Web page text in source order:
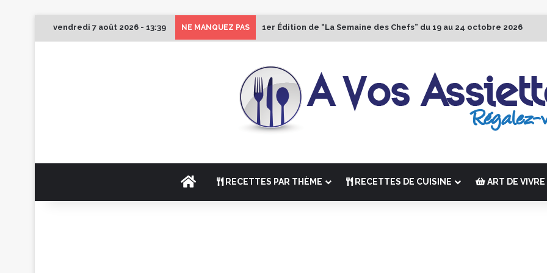
vendredi 7 août 2026 - 13:39 NE MANQUEZ PAS 1er Édition de “La Semaine des Chefs” du 19 au 24 octobre 2026
ACCUEILRECETTES PAR THÈME RECETTES DE CUISINE ART DE VIVRE